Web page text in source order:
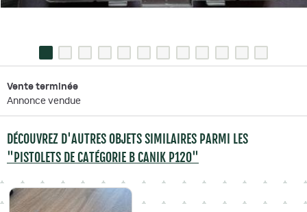
Vente terminée
Annonce vendue
DÉCOUVREZ D'AUTRES OBJETS SIMILAIRES PARMI LES
"PISTOLETS DE CATÉGORIE B CANIK P120"